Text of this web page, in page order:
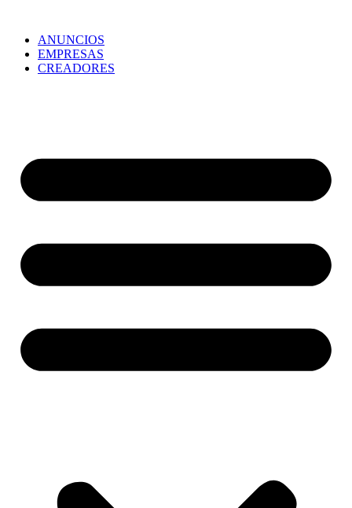
ANUNCIOS
EMPRESAS
CREADORES